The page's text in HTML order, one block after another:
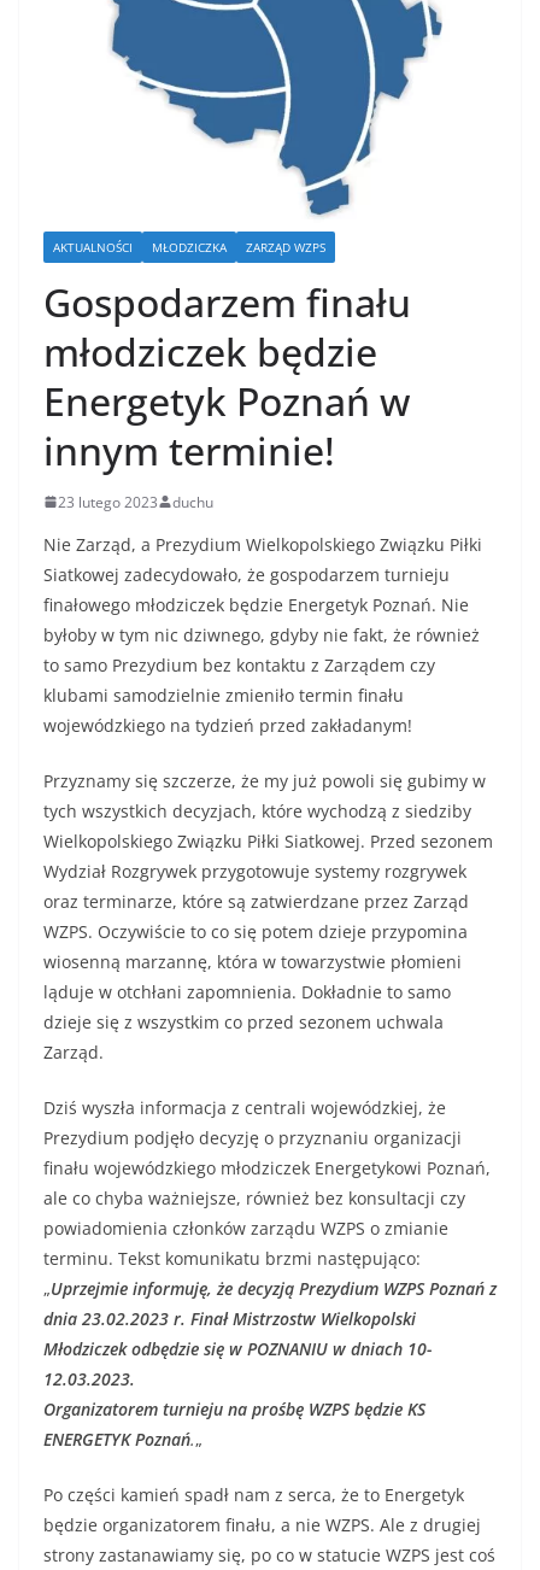
AKTUALNOŚCI MŁODZICZKA ZARZĄD WZPS
Gospodarzem finału
młodziczek będzie
Energetyk Poznań w
innym terminie!
23 lutego 2023 duchu
Nie Zarząd, a Prezydium Wielkopolskiego Związku Piłki
Siatkowej zadecydowało, że gospodarzem turnieju
finałowego młodziczek będzie Energetyk Poznań. Nie
byłoby w tym nic dziwnego, gdyby nie fakt, że również
to samo Prezydium bez kontaktu z Zarządem czy
klubami samodzielnie zmieniło termin finału
wojewódzkiego na tydzień przed zakładanym!
Przyznamy się szczerze, że my już powoli się gubimy w
tych wszystkich decyzjach, które wychodzą z siedziby
Wielkopolskiego Związku Piłki Siatkowej. Przed sezonem
Wydział Rozgrywek przygotowuje systemy rozgrywek
oraz terminarze, które są zatwierdzane przez Zarząd
WZPS. Oczywiście to co się potem dzieje przypomina
wiosenną marzannę, która w towarzystwie płomieni
ląduje w otchłani zapomnienia. Dokładnie to samo
dzieje się z wszystkim co przed sezonem uchwala
Zarząd.
Dziś wyszła informacja z centrali wojewódzkiej, że
Prezydium podjęło decyzję o przyznaniu organizacji
finału wojewódzkiego młodziczek Energetykowi Poznań,
ale co chyba ważniejsze, również bez konsultacji czy
powiadomienia członków zarządu WZPS o zmianie
terminu. Tekst komunikatu brzmi następująco:
„Uprzejmie informuję, że decyzją Prezydium WZPS Poznań z
dnia 23.02.2023 r. Finał Mistrzostw Wielkopolski
Młodziczek odbędzie się w POZNANIU w dniach 10-
12.03.2023.
Organizatorem turnieju na prośbę WZPS będzie KS
ENERGETYK Poznań.„
Po części kamień spadł nam z serca, że to Energetyk
będzie organizatorem finału, a nie WZPS. Ale z drugiej
strony zastanawiamy się, po co w statucie WZPS jest coś